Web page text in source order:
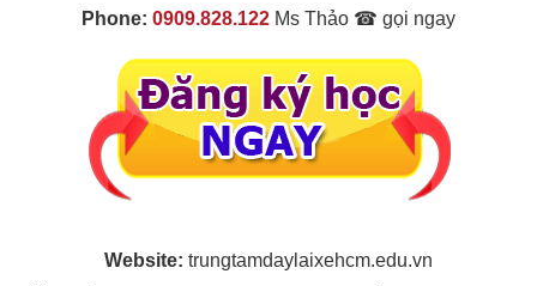
Phone: 0909.828.122 Ms Thảo ☎ gọi ngay
Website: trungtamdaylaixehcm.edu.vn